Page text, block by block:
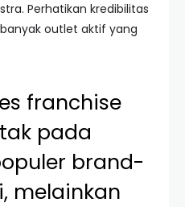
Perhatikan kredibilitas
outlet aktif yang
franchise
pada
brand-
melainkan